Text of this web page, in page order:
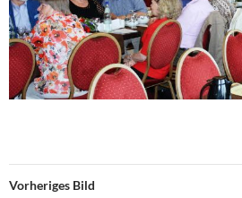
Vorheriges Bild